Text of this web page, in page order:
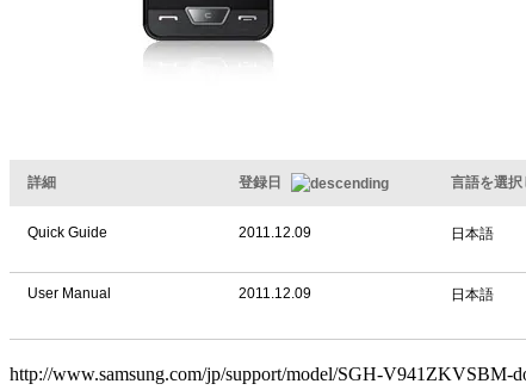
詳細 登録日 言語を選
Quick Guide 2011.12.09 日本語
User Manual 2011.12.09 日本語
http://www.samsung.com/jp/support/model/SGH-V941ZKVSBM-